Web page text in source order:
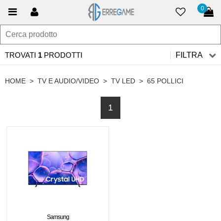
0
TROVATI 1 PRODOTTI FILTRA
HOME > TV E AUDIO/VIDEO > TV LED > 65 POLLICI
1
Samsung